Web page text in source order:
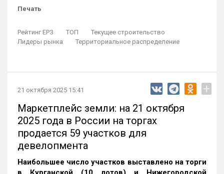
Печать
Рейтинг ЕРЗ ТОП
Текущее строительство
Лидеры рынка
Территориальное распределение
21 октября 2025 15:41 +
Маркетплейс земли: на 21 октября
2025 года в России на торгах
продается 59 участков для
девелопмента
Наибольшее число участков выставлено на торги